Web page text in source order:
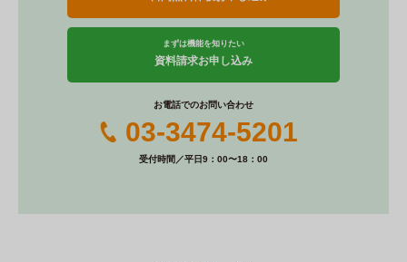
k
まずは機能を知りたい
資料請求お申し込み
お電話でのお問い合わせ
03-3474-5201
受付時間／平日9：00〜18：00